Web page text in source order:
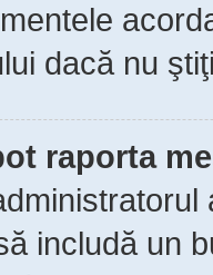
dacă nu
raporta
includă un